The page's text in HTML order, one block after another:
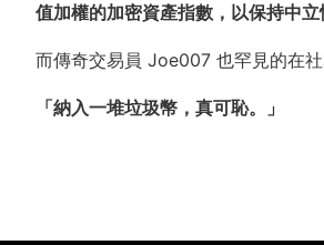
值加權的加密資產指數，以保持中立
而傳奇交易員 Joe007 也罕見的在社
「納入一堆垃圾幣，真可恥。」